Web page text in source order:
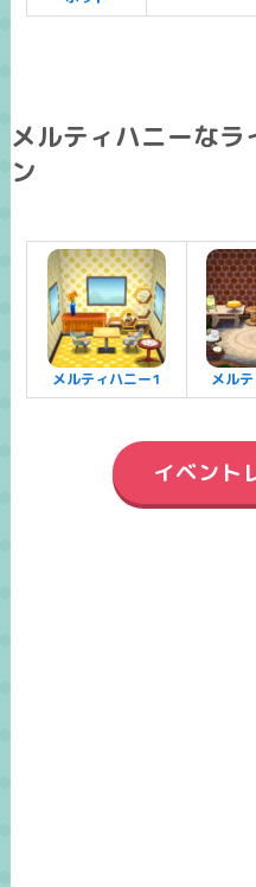
メルティハニーな
ン
メルティハニー1 メル
イベント